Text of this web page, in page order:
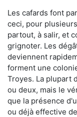
Les cafards font
ceci, pour
partout, à salir, et
grignoter. Les
deviennent
forment une
Troyes. La plupart
ou deux, mais le
que la présence
ou déjà effective